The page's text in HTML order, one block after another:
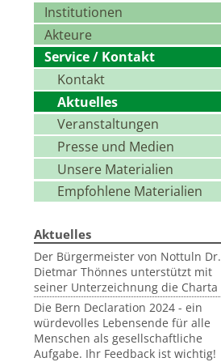
Institutionen
Akteure
Service / Kontakt
Kontakt
Aktuelles
Veranstaltungen
Presse und Medien
Unsere Materialien
Empfohlene Materialien
Aktuelles
Der Bürgermeister von Nottuln Dr.
Dietmar Thönnes unterstützt mit
seiner Unterzeichnung die Charta
Die Bern Declaration 2024 - ein
würdevolles Lebensende für alle
Menschen als gesellschaftliche
Aufgabe. Ihr Feedback ist wichtig!